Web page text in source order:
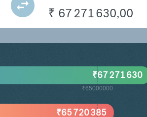
₹ 67 271 630,00
₹65000000
₹65 720 385
₹67 271 630